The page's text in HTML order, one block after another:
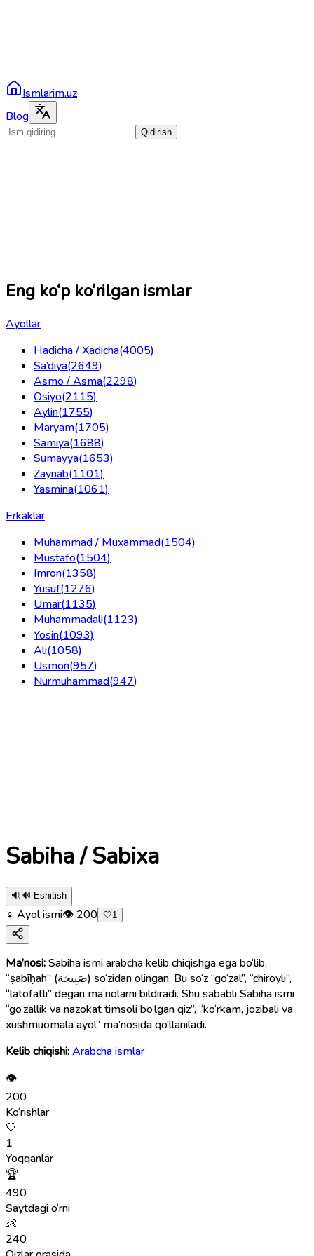
Ismlarim.uz
Blog
Qidirish
Eng ko‘p ko‘rilgan ismlar
Ayollar
Hadicha / Xadicha(4005)
Sa’diya(2649)
Asmo / Asma(2298)
Osiyo(2115)
Aylin(1755)
Maryam(1705)
Samiya(1688)
Sumayya(1653)
Zaynab(1101)
Yasmina(1061)
Erkaklar
Muhammad / Muxammad(1504)
Mustafo(1504)
Imron(1358)
Yusuf(1276)
Umar(1135)
Muhammadali(1123)
Yosin(1093)
Ali(1058)
Usmon(957)
Nurmuhammad(947)
Sabiha / Sabixa
🔊🔊 Eshitish
♀ Ayol ismi👁 200 🤍1
Ma’nosi:Sabiha ismi arabcha kelib chiqishga ega bo‘lib,
“ṣabīḥah” (صَبِيحَة) so‘zidan olingan. Bu so‘z “go‘zal”, “chiroyli”,
“latofatli” degan ma’nolarni bildiradi. Shu sababli Sabiha ismi
“go‘zallik va nazokat timsoli bo‘lgan qiz”, “ko‘rkam, jozibali va
xushmuomala ayol” ma’nosida qo‘llaniladi.
Kelib chiqishi:Arabcha ismlar
👁
200
Ko‘rishlar
🤍
1
Yoqqanlar
🏆
490
Saytdagi o‘rni
👶
240